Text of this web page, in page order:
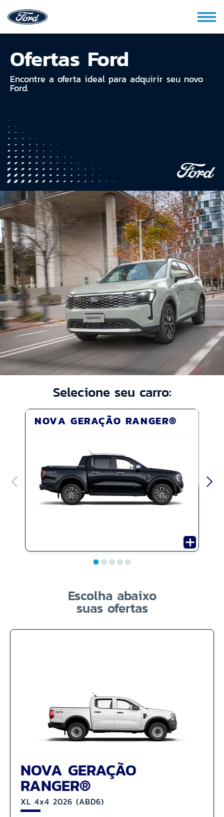
Ofertas Ford
Encontre a oferta ideal para adquirir seu novo
Ford.
Selecione seu carro:
NOVA GERAÇÃO RANGER®
Escolha abaixo
suas ofertas
NOVA GERAÇÃO
RANGER®
XL 4x4 2026 (ABD6)